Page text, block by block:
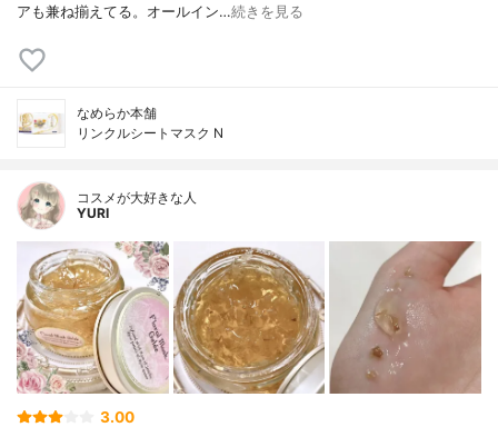
アも兼ね揃えてる。オールイン…続きを見る
なめらか本舗
リンクルシートマスク N
コスメが大好きな人
YURI
3.00